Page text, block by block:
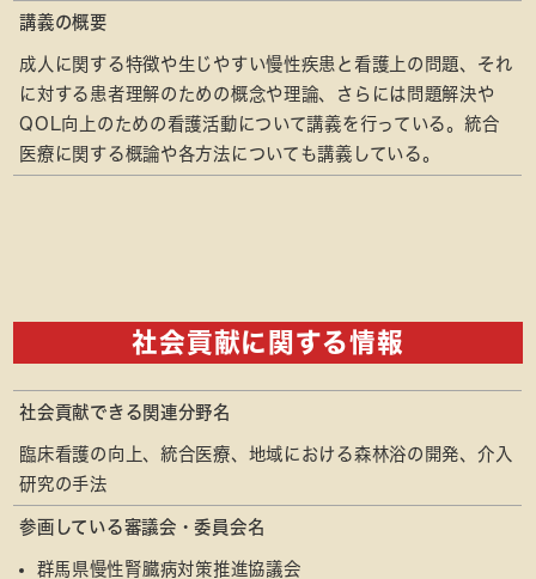
講義の概要
成人に関する特徴や生じやすい慢性疾患と看護上の問題、それ
に対する患者理解のための概念や理論、さらには問題解決や
QOL向上のための看護活動について講義を行っている。統合
医療に関する概論や各方法についても講義している。
社会貢献に関する情報
社会貢献できる関連分野名
臨床看護の向上、統合医療、地域における森林浴の開発、介入
研究の手法
参画している審議会・委員会名
群馬県慢性腎臓病対策推進協議会